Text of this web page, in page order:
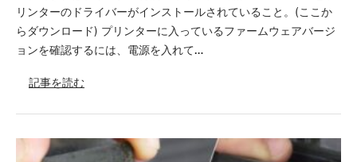
リンターのドライバーがインストールされていること。(ここか
らダウンロード) プリンターに入っているファームウェアバージ
ョンを確認するには、電源を入れて…
記事を読む